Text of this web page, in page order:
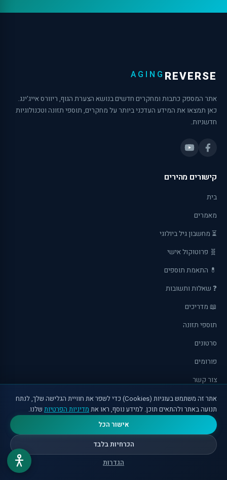
REVERSE
AGING
אתר המספק כתבות ומחקרים חדשים בנושא הצערת הגוף, ריוורס אייג'ינג.
כאן תמצאו את המידע העדכני ביותר על מחקרים, תוספי תזונה וטכנולוגיות
חדשניות.
קישורים מהירים
בית
מאמרים
⏳ מחשבון גיל ביולוגי
🧬 פרוטוקול אישי
💊 התאמת תוספים
❓ שאלות ותשובות
📖 מדריכים
תוספי תזונה
סרטונים
פורומים
צור קשר
מערכת ומדיניות עריכה
מדיניות פרטיות
תנאי שימוש
זכויות יוצרים
אתר זה משתמש בעוגיות (Cookies) כדי לשפר את חוויית הגלישה שלך, לנתח
תנועה באתר ולהתאים תוכן. למידע נוסף, ראו אתמדיניות הפרטיות שלנו.
אישור הכל
הכרחיות בלבד
הגדרות